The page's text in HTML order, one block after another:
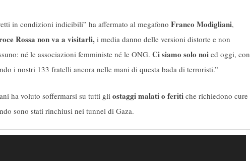
in condizioni indicibili” ha affermato al megafono Franco Modigliani,
Rossa non va a visitarli, i media danno delle versioni distorte e non
né le associazioni femministe né le ONG. Ci siamo solo noi ed oggi, con
i nostri 133 fratelli ancora nelle mani di questa bada di terroristi.”
ha voluto soffermarsi su tutti gli ostaggi malati o feriti che richiedono cure
sono stati rinchiusi nei tunnel di Gaza.